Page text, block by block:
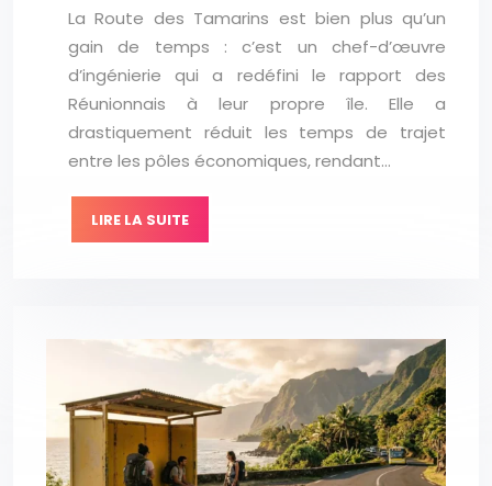
La Route des Tamarins est bien plus qu’un
gain de temps : c’est un chef-d’œuvre
d’ingénierie qui a redéfini le rapport des
Réunionnais à leur propre île. Elle a
drastiquement réduit les temps de trajet
entre les pôles économiques, rendant…
LIRE LA SUITE